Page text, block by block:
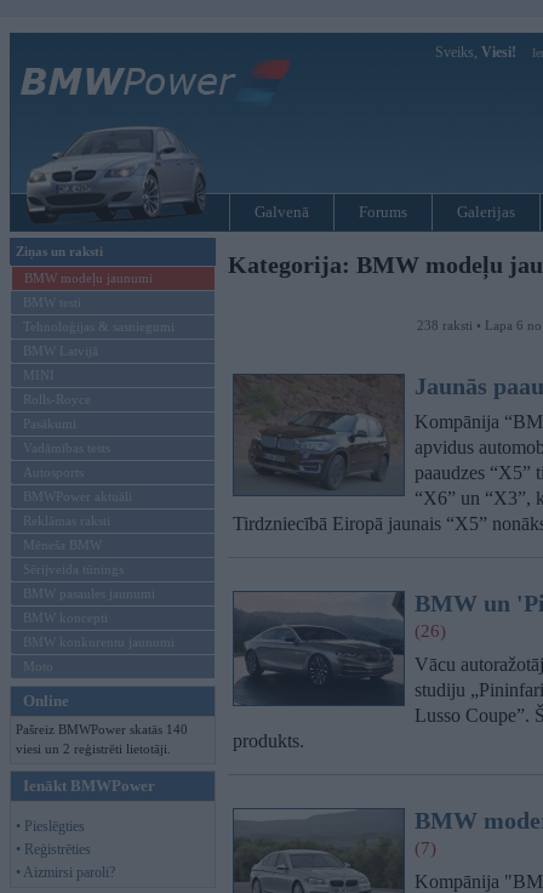
Sveiks, Viesi!
Galvenā Forums Galerijas
Ziņas un raksti
BMW modeļu jaunumi
BMW testi
Tehnoloģijas & sasniegumi
BMW Latvijā
MINI
Rolls-Royce
Pasākumi
Vadāmības tests
Autosports
BMWPower aktuāli
Reklāmas raksti
Mēneša BMW
Sērijveida tūnings
BMW pasaules jaunumi
BMW koncepti
BMW konkurentu jaunumi
Moto
Online
Pašreiz BMWPower skatās 140
viesi un 2 reģistrēti lietotāji.
Ienākt BMWPower
• Pieslēgties
• Reģistrēties
• Aizmirsi paroli?
Kategorija: BMW modeļu
238 raksti • Lapa 6
Jaunās
Kompānija
apvidus
paaudzes “X5”
“X6” un “X3”,
Tirdzniecībā Eiropā jaunais “X5”
BMW un
(26)
Vācu
studiju
Lusso Coupe”.
produkts.
BMW
(7)
Kompānija